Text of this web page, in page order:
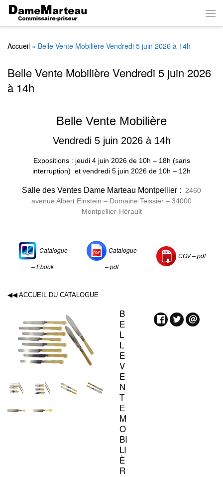
Skip to content
Accueil » Belle Vente Mobilière Vendredi 5 juin 2026 à 14h
Belle Vente Mobilière Vendredi 5 juin 2026
à 14h
Belle Vente Mobilière
Vendredi 5 juin 2026 à 14h
Expositions : jeudi 4 juin 2026de 10h – 18h (sans
interruption) et vendredi 5 juin 2026 de 10h – 12h
Salle des Ventes Dame Marteau Montpellier :
2460
avenue Albert Einstein – Domaine Teissier – 34000
Montpellier-Hérault
Catalogue
– Ebook
Catalogue
– pdf
CGV –pdf
◀◀ ACCUEIL DU CATALOGUE
B
E
L
L
E
V
E
N
T
E
M
O
BI
LI
È
R